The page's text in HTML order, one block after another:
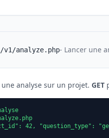
analyze.php- Lancer une
analyse sur un projet. GET
42, "question_type":